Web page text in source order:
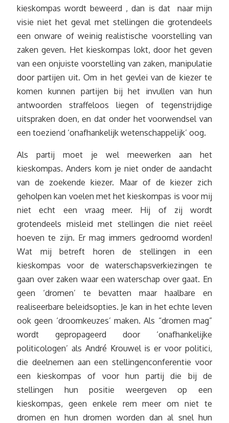
kieskompas wordt beweerd , dan is dat naar mijn
visie niet het geval met stellingen die grotendeels
een onware of weinig realistische voorstelling van
zaken geven. Het kieskompas lokt, door het geven
van een onjuiste voorstelling van zaken, manipulatie
door partijen uit. Om in het gevlei van de kiezer te
komen kunnen partijen bij het invullen van hun
antwoorden straffeloos liegen of tegenstrijdige
uitspraken doen, en dat onder het voorwendsel van
een toeziend ‘onafhankelijk wetenschappelijk’ oog.
Als partij moet je wel meewerken aan het
kieskompas. Anders kom je niet onder de aandacht
van de zoekende kiezer. Maar of de kiezer zich
geholpen kan voelen met het kieskompas is voor mij
niet echt een vraag meer. Hij of zij wordt
grotendeels misleid met stellingen die niet reëel
hoeven te zijn. Er mag immers gedroomd worden!
Wat mij betreft horen de stellingen in een
kieskompas voor de waterschapsverkiezingen te
gaan over zaken waar een waterschap over gaat. En
geen ‘dromen’ te bevatten maar haalbare en
realiseerbare beleidsopties. Je kan in het echte leven
ook geen ‘droomkeuzes’ maken. Als “dromen mag”
wordt gepropageerd door ‘onafhankelijke
politicologen’ als André Krouwel is er voor politici,
die deelnemen aan een stellingenconferentie voor
een kieskompas of voor hun partij die bij de
stellingen hun positie weergeven op een
kieskompas, geen enkele rem meer om niet te
dromen en hun dromen worden dan al snel hun